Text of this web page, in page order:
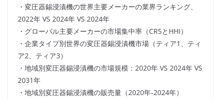
・変圧器錫浸漬機の世界主要メーカーの業界ランキング、
2022年 VS 2024年 VS 2024年
・グローバル主要メーカーの市場集中率（CR5とHHI）
・企業タイプ別世界の変圧器錫浸漬機市場（ティア1、ティ
ア2、ティア3）
・地域別変圧器錫浸漬機の市場規模：2020年 VS 2024年 VS
2031年
・地域別変圧器錫浸漬機の販売量（2020年-2024年）